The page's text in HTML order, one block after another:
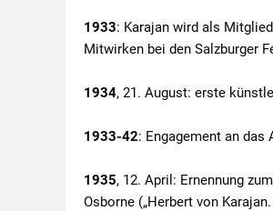
1933: Karajan wird als
Mitwirken bei den Salzburger
1934, 21. August: erste
1933-42: Engagement an das
1935, 12. April: Ernennung
Osborne („Herbert von